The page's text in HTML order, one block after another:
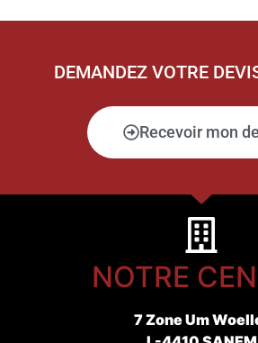
DEMANDEZ VOTRE
Recevoir mon
NOTRE
7 Zone Um